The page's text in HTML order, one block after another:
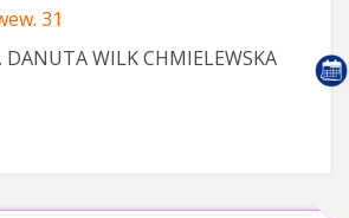
31
DANUTA WILK CHMIELEWSKA